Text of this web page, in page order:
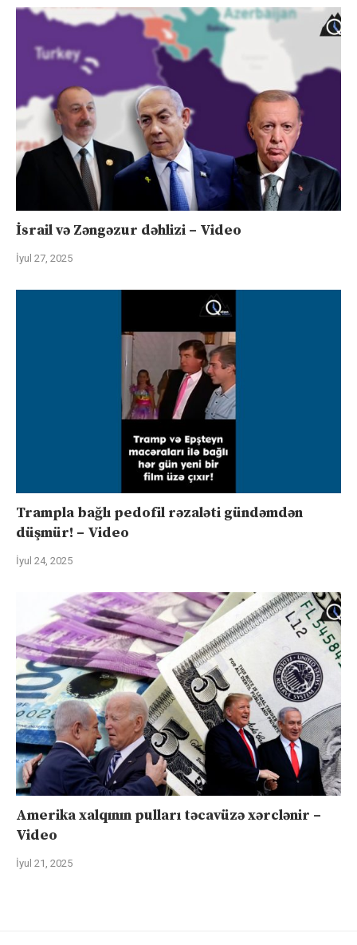
İsrail və Zəngəzur dəhlizi – Video
İyul 27, 2025
Trampla bağlı pedofil rəzaləti gündəmdən
düşmür! – Video
İyul 24, 2025
Amerika xalqının pulları təcavüzə xərclənir –
Video
İyul 21, 2025